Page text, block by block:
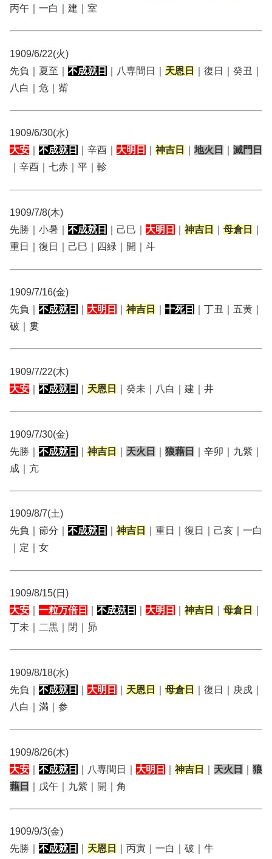
丙午｜一白｜建｜室
1909/6/22(火)
先負｜夏至｜ 不成就日 ｜八専間日｜ 天恩日
｜復日｜癸丑｜
八白｜危｜觜
1909/6/30(水)
大安
不成就日 ｜辛酉｜ 大明日 神吉日 地火日
滅門日
｜辛酉｜七赤｜平｜軫
1909/7/8(木)
先勝｜小暑｜ 不成就日 ｜己巳｜ 大明日 神吉日 母倉日
重日｜復日｜己巳｜四緑｜開｜斗
1909/7/16(金)
先負｜ 不成就日 大明日 神吉日 十死日
｜丁丑｜五黄｜
破｜婁
1909/7/22(木)
大安
不成就日 天恩日 ｜癸未｜八白｜建｜井
1909/7/30(金)
先勝｜ 不成就日 神吉日 天火日 狼藉日
｜辛卯｜九紫｜
成｜亢
1909/8/7(土)
先負｜節分｜ 不成就日 神吉日
｜重日｜復日｜己亥｜一白
｜定｜女
1909/8/15(日)
大安
一粒万倍日 不成就日 大明日 神吉日 母倉日
丁未｜二黒｜閉｜昴
1909/8/18(水)
先負｜ 不成就日 大明日 天恩日 母倉日
｜復日｜庚戌｜
八白｜満｜参
1909/8/26(木)
大安
不成就日 ｜八専間日｜ 大明日 神吉日 天火日
狼
藉日
｜戊午｜九紫｜開｜角
1909/9/3(金)
先勝｜ 不成就日 天恩日 ｜丙寅｜一白｜破｜牛